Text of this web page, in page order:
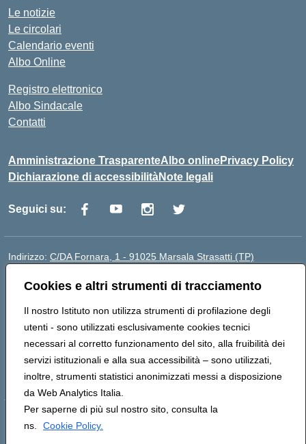
Cookies e altri strumenti di tracciamento
Il nostro Istituto non utilizza strumenti di profilazione degli
utenti - sono utilizzati esclusivamente cookies tecnici
necessari al corretto funzionamento del sito, alla fruibilità dei
servizi istituzionali e alla sua accessibilità – sono utilizzati,
inoltre, strumenti statistici anonimizzati messi a disposizione
da Web Analytics Italia.
Per saperne di più sul nostro sito, consulta la
ns.
Cookie Policy.
Le notizie
Le circolari
Calendario eventi
Albo Online
Registro elettronico
Albo Sindacale
Contatti
Amministrazione TrasparenteAlbo onlinePrivacy Policy
Dichiarazione di accessibilitàNote legali
Seguici su:
Indirizzo: C/DA Fornara, 1 - 91025 Marsala Strasatti (TP)
Posta elettronica certificata (PEC):tpic81600v@pec.istruzione.it
Codice fiscale: 82006360810
Codice meccanografico: TPIC81600V
Codice Indice delle Pubbliche Amministrazioni (IPA):